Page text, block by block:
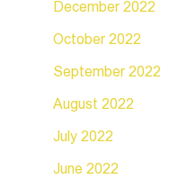
December 2022
October 2022
September 2022
August 2022
July 2022
June 2022